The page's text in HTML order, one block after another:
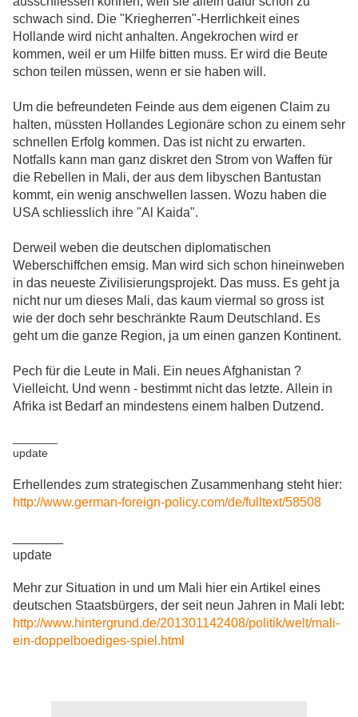
schwach sind. Die "Kriegherren"-Herrlichkeit eines
Hollande wird nicht anhalten. Angekrochen wird er
kommen, weil er um Hilfe bitten muss. Er wird die Beute
schon teilen müssen, wenn er sie haben will.
Um die befreundeten Feinde aus dem eigenen Claim zu
halten, müssten Hollandes Legionäre schon zu einem sehr
schnellen Erfolg kommen. Das ist nicht zu erwarten.
Notfalls kann man ganz diskret den Strom von Waffen für
die Rebellen in Mali, der aus dem libyschen Bantustan
kommt, ein wenig anschwellen lassen. Wozu haben die
USA schliesslich ihre "Al Kaida".
Derweil weben die deutschen diplomatischen
Weberschiffchen emsig. Man wird sich schon hineinweben
in das neueste Zivilisierungsprojekt. Das muss. Es geht ja
nicht nur um dieses Mali, das kaum viermal so gross ist
wie der doch sehr beschränkte Raum Deutschland. Es
geht um die ganze Region, ja um einen ganzen Kontinent.
Pech für die Leute in Mali. Ein neues Afghanistan ?
Vielleicht. Und wenn - bestimmt nicht das letzte. Allein in
Afrika ist Bedarf an mindestens einem halben Dutzend.
update
Erhellendes zum strategischen Zusammenhang steht hier:
http://www.german-foreign-policy.com/de/fulltext/58508
update
Mehr zur Situation in und um Mali hier ein Artikel eines
deutschen Staatsbürgers, der seit neun Jahren in Mali lebt:
http://www.hintergrund.de/201301142408/politik/welt/mali-
ein-doppelboediges-spiel.html